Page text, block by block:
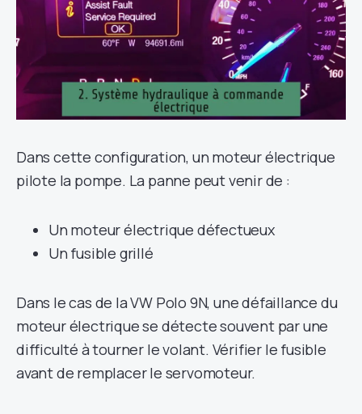
Dans cette configuration, un moteur électrique
pilote la pompe. La panne peut venir de :
Un moteur électrique défectueux
Un fusible grillé
Dans le cas de la VW Polo 9N, une défaillance du
moteur électrique se détecte souvent par une
difficulté à tourner le volant. Vérifier le fusible
avant de remplacer le servomoteur.